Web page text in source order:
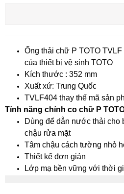
Ống thải chữ P TOTO
của thiết bị vệ sinh TOTO
Kích thước : 352 mm
Xuất xứ: Trung Quốc
TVLF404 thay thế mã sản
Tính năng chính co chữ P
Dùng để dẫn nước thải cho
chậu rửa mặt
Tâm chậu cách tường nhỏ
Thiết kế đơn giản
Lớp mạ bền vững với thời